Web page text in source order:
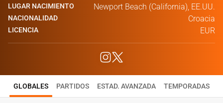
LUGAR NACIMIENTO Newport Beach (California), EE.UU.
NACIONALIDAD Croacia
LICENCIA EUR
GLOBALES PARTIDOS ESTAD. AVANZADA TEMPORADAS